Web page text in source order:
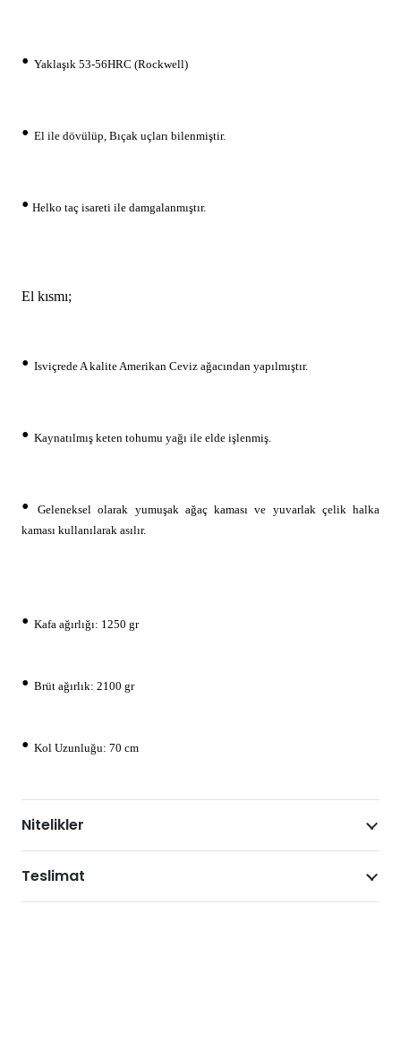
• Yaklaşık 53-56HRC (Rockwell)
• El ile dövülüp, Bıçak uçları bilenmiştir.
• Helko taç isareti ile damgalanmıştır.
El kısmı;
• Isviçrede A kalite Amerikan Ceviz ağacından yapılmıştır.
• Kaynatılmış keten tohumu yağı ile elde işlenmiş.
•
Geleneksel olarak yumuşak ağaç kaması ve yuvarlak çelik halka
kaması kullanılarak asılır.
• Kafa ağırlığı: 1250 gr
• Brüt ağırlık: 2100 gr
• Kol Uzunluğu: 70 cm
Nitelikler
Teslimat